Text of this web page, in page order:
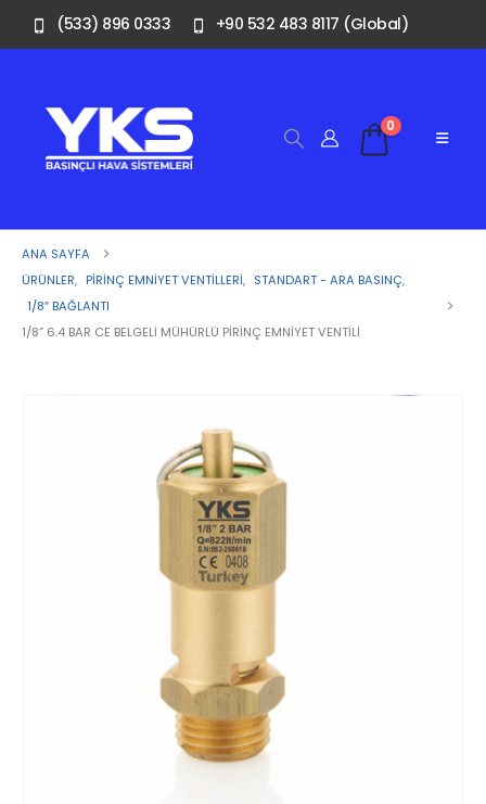
(533) 896 0333 +90 532 483 8117 (Global)
0
ANA SAYFA
ÜRÜNLER, PIRINÇ EMNIYET VENTILLERI, STANDART - ARA BASINÇ,
1/8″ BAĞLANTI
1/8” 6.4 BAR CE BELGELI MÜHÜRLÜ PIRINÇ EMNIYET VENTILI